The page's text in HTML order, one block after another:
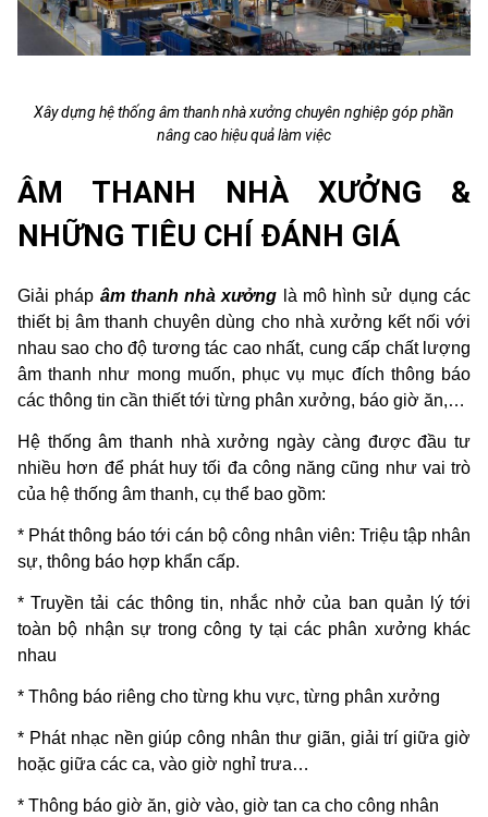
Xây dựng hệ thống âm thanh nhà xưởng chuyên nghiệp góp phần
nâng cao hiệu quả làm việc
ÂM THANH NHÀ XƯỞNG &
NHỮNG TIÊU CHÍ ĐÁNH GIÁ
Giải pháp âm thanh nhà xưởng là mô hình sử dụng các
thiết bị âm thanh chuyên dùng cho nhà xưởng kết nối với
nhau sao cho độ tương tác cao nhất, cung cấp chất lượng
âm thanh như mong muốn, phục vụ mục đích thông báo
các thông tin cần thiết tới từng phân xưởng, báo giờ ăn,…
Hệ thống âm thanh nhà xưởng ngày càng được đầu tư
nhiều hơn để phát huy tối đa công năng cũng như vai trò
của hệ thống âm thanh, cụ thể bao gồm:
* Phát thông báo tới cán bộ công nhân viên: Triệu tập nhân
sự, thông báo hợp khẩn cấp.
* Truyền tải các thông tin, nhắc nhở của ban quản lý tới
toàn bộ nhận sự trong công ty tại các phân xưởng khác
nhau
* Thông báo riêng cho từng khu vực, từng phân xưởng
* Phát nhạc nền giúp công nhân thư giãn, giải trí giữa giờ
hoặc giữa các ca, vào giờ nghỉ trưa…
* Thông báo giờ ăn, giờ vào, giờ tan ca cho công nhân